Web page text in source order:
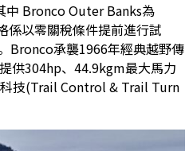
中 Bronco Outer Banks為
以零關稅條件提前進行試
Bronco承襲1966年經典越野傳
供304hp、44.9kgm最大馬力
科技(Trail Control & Trail Turn